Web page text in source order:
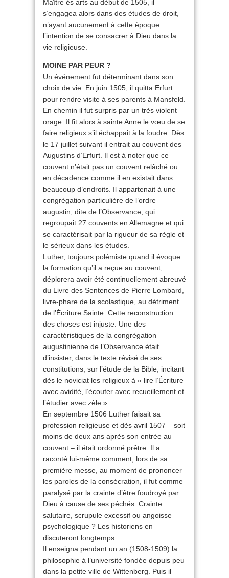
Maître ès arts au début de 1505, il
s’engagea alors dans des études de droit,
n’ayant aucunement à cette époque
l’intention de se consacrer à Dieu dans la
vie religieuse.
MOINE PAR PEUR ?
Un événement fut déterminant dans son
choix de vie. En juin 1505, il quitta Erfurt
pour rendre visite à ses parents à Mansfeld.
En chemin il fut surpris par un très violent
orage. Il fit alors à sainte Anne le vœu de se
faire religieux s’il échappait à la foudre. Dès
le 17 juillet suivant il entrait au couvent des
Augustins d’Erfurt. Il est à noter que ce
couvent n’était pas un couvent relâché ou
en décadence comme il en existait dans
beaucoup d’endroits. Il appartenait à une
congrégation particulière de l’ordre
augustin, dite de l’Observance, qui
regroupait 27 couvents en Allemagne et qui
se caractérisait par la rigueur de sa règle et
le sérieux dans les études.
Luther, toujours polémiste quand il évoque
la formation qu’il a reçue au couvent,
déplorera avoir été continuellement abreuvé
du Livre des Sentences de Pierre Lombard,
livre-phare de la scolastique, au détriment
de l’Écriture Sainte. Cette reconstruction
des choses est injuste. Une des
caractéristiques de la congrégation
augustinienne de l’Observance était
d’insister, dans le texte révisé de ses
constitutions, sur l’étude de la Bible, incitant
dès le noviciat les religieux à « lire l’Écriture
avec avidité, l’écouter avec recueillement et
l’étudier avec zèle ».
En septembre 1506 Luther faisait sa
profession religieuse et dès avril 1507 – soit
moins de deux ans après son entrée au
couvent – il était ordonné prêtre. Il a
raconté lui-même comment, lors de sa
première messe, au moment de prononcer
les paroles de la consécration, il fut comme
paralysé par la crainte d’être foudroyé par
Dieu à cause de ses péchés. Crainte
salutaire, scrupule excessif ou angoisse
psychologique ? Les historiens en
discuteront longtemps.
Il enseigna pendant un an (1508-1509) la
philosophie à l’université fondée depuis peu
dans la petite ville de Wittenberg. Puis il